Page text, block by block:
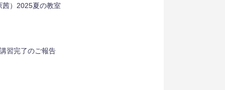
茜）2025夏の教室
習完了のご報告